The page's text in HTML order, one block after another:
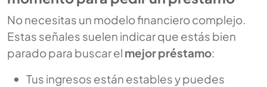
No necesitas un modelo financiero complejo.
Estas señales suelen indicar que estás bien
parado para buscar el mejor préstamo:
Tus ingresos están estables y puedes